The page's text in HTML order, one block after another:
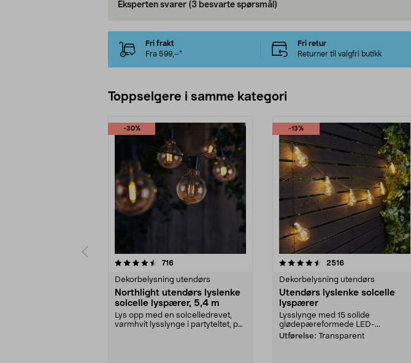
Eksperten svarer (3 besvarte spørsmål)
Fri frakt
Fra 599,–*
Fri retur
Returner til valgfri butikk
Toppselgere i samme kategori
-30%
716anmeldelser
Dekorbelysning utendørs
Northlight utendørs lyslenke
solcelle lyspærer, 5,4 m
Lys opp med en solcelledrevet,
varmhvit lysslynge i partyteltet, på
-13%
4.5 av 5 stjerner 2516anmeldelser
Dekorbelysning utendørs
Utendørs lyslenke solcelle
lyspærer
Lysslynge med 15 solide
glødepæreformede LED-...
Utførelse: Transparent
4.5 av 5 stjerner